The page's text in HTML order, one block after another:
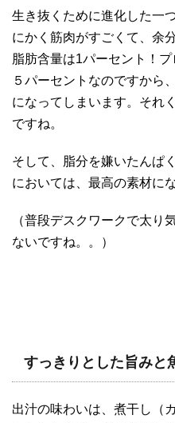
生き抜くために進化した一
にかく筋肉がすごくて、余
脂肪含量は1パーセント！
５パーセントなのですから
になってしまいます。それ
ですね。
そして、脂分を嫌いたんぱ
においては、最高の素材に
（普段デスクワークで太り
ないですね。。）
すっきりとした旨みと
出汁の味わいは、煮干し（